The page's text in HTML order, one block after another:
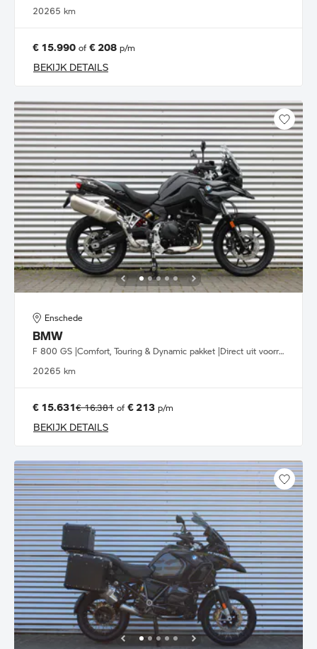
20265 km
€ 15.990 of € 208 p/m
BEKIJK DETAILS
Enschede
BMW
F 800 GS |Comfort, Touring & Dynamic pakket |Direct uit voorraad leverbaar
20265 km
€ 15.631€ 16.381 of € 213 p/m
BEKIJK DETAILS